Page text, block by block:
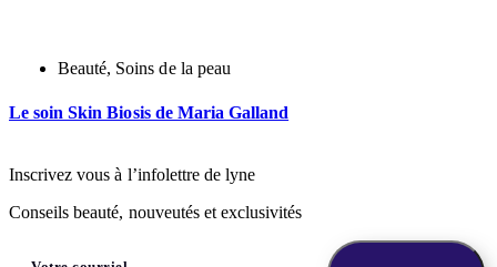
Beauté, Soins de la peau
Le soin Skin Biosis de Maria Galland
Inscrivez vous à l’infolettre de lyne
Conseils beauté, nouveutés et exclusivités